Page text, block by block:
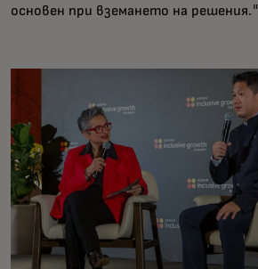
основен при вземането на решения."